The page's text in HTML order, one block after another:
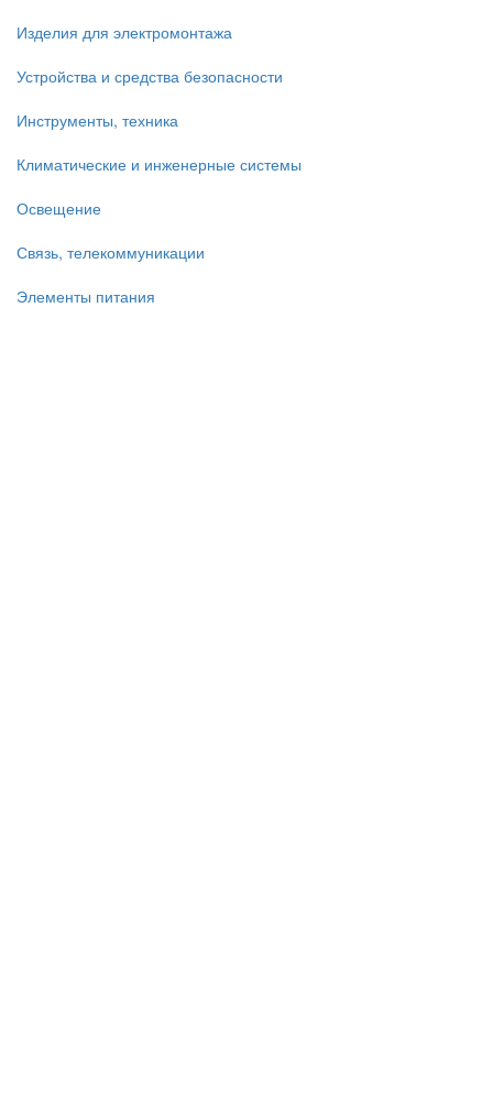
Изделия для электромонтажа
Устройства и средства безопасности
Инструменты, техника
Климатические и инженерные системы
Освещение
Связь, телекоммуникации
Элементы питания